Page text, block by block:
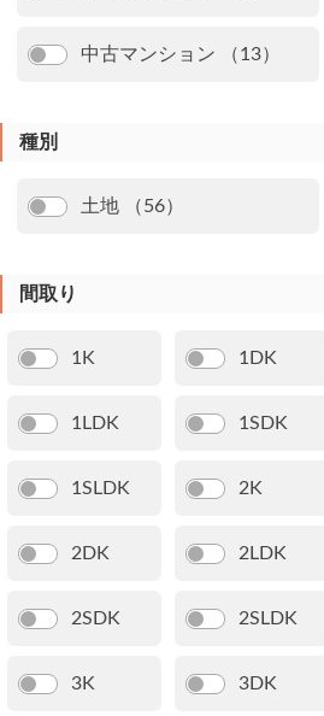
中古マンション （13）
種別
土地 （56）
間取り
1K 1DK
1LDK 1SDK
1SLDK 2K
2DK 2LDK
2SDK 2SLDK
3K 3DK